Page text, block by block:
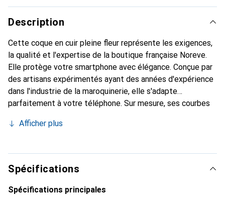
Description
Cette coque en cuir pleine fleur représente les exigences,
la qualité et l'expertise de la boutique française Noreve.
Elle protège votre smartphone avec élégance. Conçue par
des artisans expérimentés ayant des années d'expérience
dans l'industrie de la maroquinerie, elle s'adapte
parfaitement à votre téléphone. Sur mesure, ses courbes
devient un accessoire chic et indispensable pour votre
produits de haute qualité, la marque Noreve est un choix
fiable pour une clientèle exigeante.
Afficher plus
Spécifications
Spécifications principales